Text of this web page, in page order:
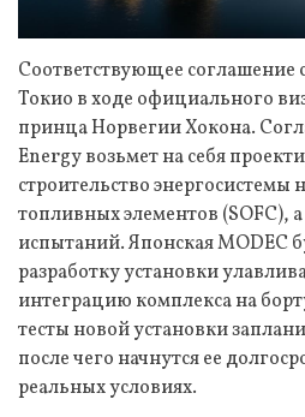
Соответствующее соглашение
Токио в ходе официального
принца Норвегии Хокона.
Energy возьмет на себя
строительство энергосистемы
топливных элементов (SOFC),
испытаний. Японская MODEC
разработку установки
интеграцию комплекса на
тесты новой установки
после чего начнутся ее
реальных условиях.